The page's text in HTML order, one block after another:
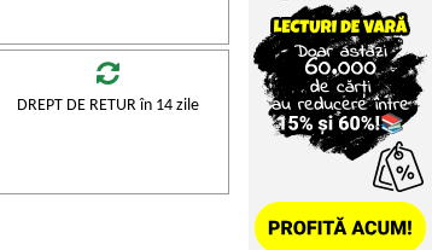
DREPT DE RETUR în 14 zile